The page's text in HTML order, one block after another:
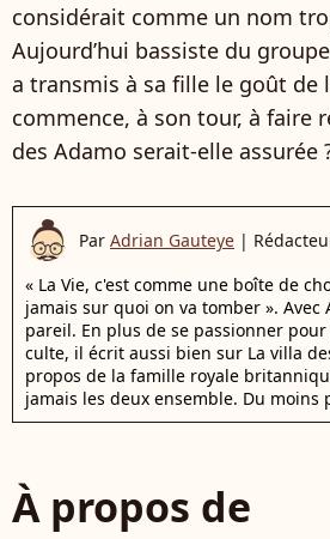
considérait comme un nom
Aujourd’hui bassiste du
a transmis à sa fille le goût de
commence, à son tour, à faire
des Adamo serait-elle assurée
Par Adrian Gauteye |
« La Vie, c'est comme une boîte de
jamais sur quoi on va tomber ». Avec
pareil. En plus de se passionner
culte, il écrit aussi bien sur La villa
propos de la famille royale
jamais les deux ensemble. Du moins
À propos de